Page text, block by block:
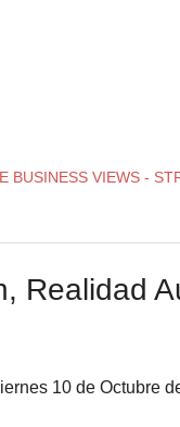
BUSINESS VIEWS -
Realidad
10 de Octubre